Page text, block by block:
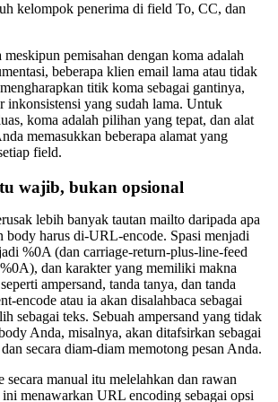
kelompok penerima di field To, CC, dan
pemisahan dengan koma adalah
beberapa klien email lama atau tidak
titik koma sebagai gantinya,
inkonsistensi yang sudah lama. Untuk
koma adalah pilihan yang tepat, dan alat
memasukkan beberapa alamat yang
field.
wajib, bukan opsional
lebih banyak tautan mailto daripada apa
body harus di-URL-encode. Spasi menjadi
%0A (dan carriage-return-plus-line-feed
dan karakter yang memiliki makna
ampersand, tanda tanya, dan tanda
encode atau ia akan disalahbaca sebagai
sebagai teks. Sebuah ampersand yang tidak
Anda, misalnya, akan ditafsirkan sebagai
secara diam-diam memotong pesan Anda.
secara manual itu melelahkan dan rawan
ini menawarkan URL encoding sebagai opsi